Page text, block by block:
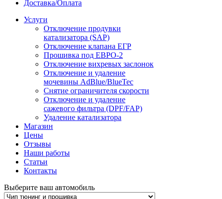
Доставка/Оплата
Услуги
Отключение продувки
катализатора (SAP)
Отключение клапана ЕГР
Прошивка под ЕВРО-2
Отключение вихревых заслонок
Отключение и удаление
мочевины AdBlue/BlueTec
Снятие ограничителя скорости
Отключение и удаление
сажевого фильтра (DPF/FAP)
Удаление катализатора
Магазин
Цены
Отзывы
Наши работы
Статьи
Контакты
Выберите ваш автомобиль